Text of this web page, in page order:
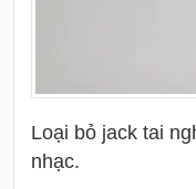
Loại bỏ jack tai
nhạc.